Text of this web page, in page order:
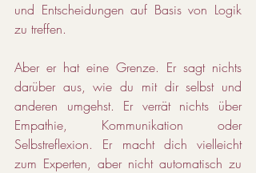
und Entscheidungen auf Basis von Logik
zu treffen.
Aber er hat eine Grenze. Er sagt nichts
darüber aus, wie du mit dir selbst und
anderen umgehst. Er verrät nichts über
Empathie, Kommunikation oder
Selbstreflexion. Er macht dich vielleicht
zum Experten, aber nicht automatisch zu